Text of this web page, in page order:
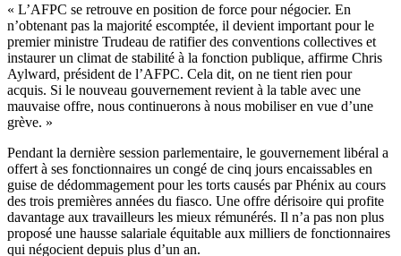
« L’AFPC se retrouve en position de force pour négocier. En
n’obtenant pas la majorité escomptée, il devient important pour le
premier ministre Trudeau de ratifier des conventions collectives et
instaurer un climat de stabilité à la fonction publique, affirme Chris
Aylward, président de l’AFPC. Cela dit, on ne tient rien pour
acquis. Si le nouveau gouvernement revient à la table avec une
mauvaise offre, nous continuerons à nous mobiliser en vue d’une
grève. »
Pendant la dernière session parlementaire, le gouvernement libéral a
offert à ses fonctionnaires un congé de cinq jours encaissables en
guise de dédommagement pour les torts causés par Phénix au cours
des trois premières années du fiasco. Une offre dérisoire qui profite
davantage aux travailleurs les mieux rémunérés. Il n’a pas non plus
proposé une hausse salariale équitable aux milliers de fonctionnaires
qui négocient depuis plus d’un an.